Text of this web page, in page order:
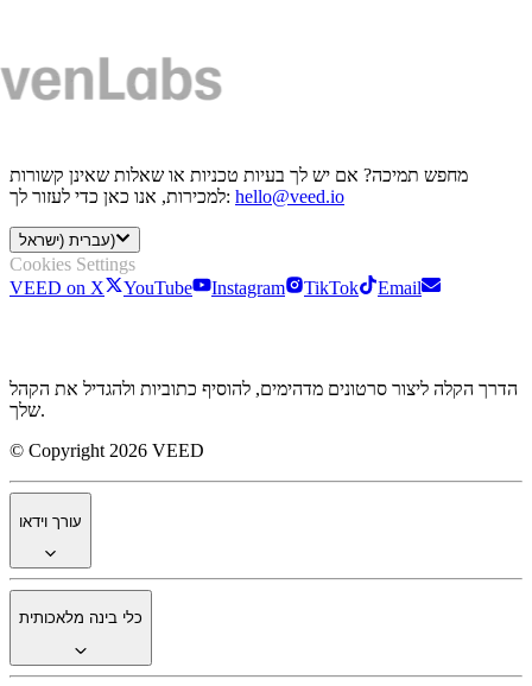
מחפש תמיכה? אם יש לך בעיות טכניות או שאלות שאינן קשורות
למכירות, אנו כאן כדי לעזור לך: hello@veed.io
עברית (ישראל)
Cookies Settings
VEED on X
YouTube Instagram TikTok Email
הדרך הקלה ליצור סרטונים מדהימים, להוסיף כתוביות ולהגדיל את הקהל
שלך.
© Copyright 2026 VEED
עורך וידאו
כלי בינה מלאכותית